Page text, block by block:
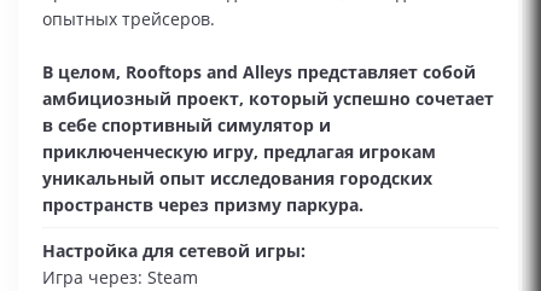
опытных трейсеров.
В целом, Rooftops and Alleys представляет собой
амбициозный проект, который успешно сочетает
в себе спортивный симулятор и
приключенческую игру, предлагая игрокам
уникальный опыт исследования городских
пространств через призму паркура.
Настройка для сетевой игры:
Игра через: Steam